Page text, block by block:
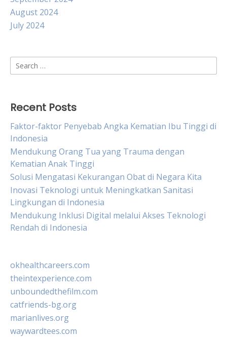
August 2024
July 2024
Search
for:
Recent Posts
Faktor-faktor Penyebab Angka Kematian Ibu Tinggi di
Indonesia
Mendukung Orang Tua yang Trauma dengan
Kematian Anak Tinggi
Solusi Mengatasi Kekurangan Obat di Negara Kita
Inovasi Teknologi untuk Meningkatkan Sanitasi
Lingkungan di Indonesia
Mendukung Inklusi Digital melalui Akses Teknologi
Rendah di Indonesia
okhealthcareers.com
theintexperience.com
unboundedthefilm.com
catfriends-bg.org
marianlives.org
waywardtees.com